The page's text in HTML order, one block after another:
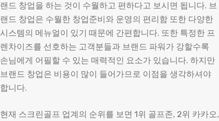
랜드 창업을 하는 것이 수월하고 편하다고 보시면 됩니다. 브
랜드 창업은 수월한 창업준비와 운영의 편리함 또한 다양한
시스템의 메뉴얼이 있기 때문에 간편합니다. 또한 특정한 프
렌차이즈를 선호하는 고객분들과 브랜드 파워가 강할수록
손님에게 어필할 수 있는 매력적인 요소가 있습니다. 하지만
브랜드 창업은 비용이 많이 들어가므로 이점을 생각하셔야
합니다.
현재 스크린골프 업계의 순위를 보면 1위 골프존, 2위 카카오,